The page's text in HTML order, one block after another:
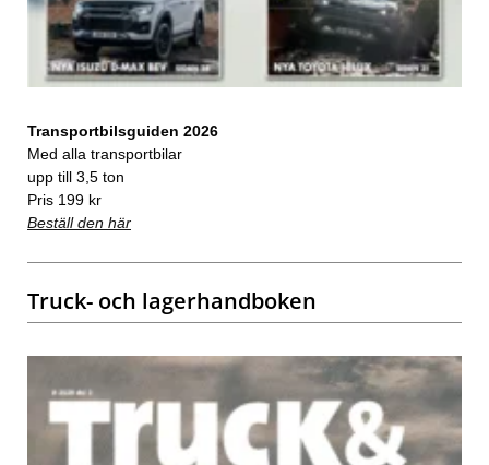
Transportbilsguiden 2026
Med alla transportbilar
upp till 3,5 ton
Pris 199 kr
Beställ den här
Truck- och lagerhandboken